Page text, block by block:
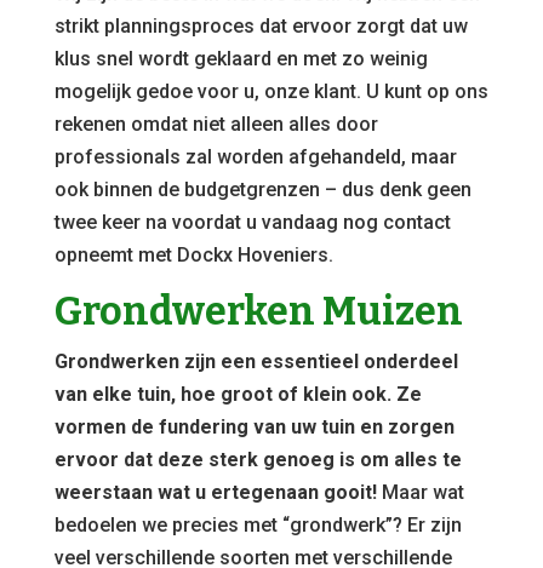
strikt planningsproces dat ervoor zorgt dat uw
klus snel wordt geklaard en met zo weinig
mogelijk gedoe voor u, onze klant. U kunt op ons
rekenen omdat niet alleen alles door
professionals zal worden afgehandeld, maar
ook binnen de budgetgrenzen – dus denk geen
twee keer na voordat u vandaag nog contact
opneemt met Dockx Hoveniers.
Grondwerken Muizen
Grondwerken zijn een essentieel onderdeel
van elke tuin, hoe groot of klein ook. Ze
vormen de fundering van uw tuin en zorgen
ervoor dat deze sterk genoeg is om alles te
weerstaan wat u ertegenaan gooit!Maar wat
bedoelen we precies met “grondwerk”? Er zijn
veel verschillende soorten met verschillende